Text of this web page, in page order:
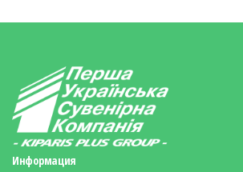
Информация